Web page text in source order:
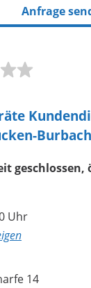
Anfrage
Burbach
Uhr
14